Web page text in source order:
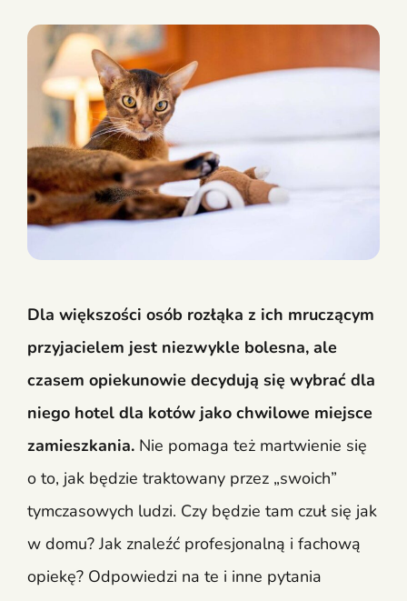
Dla większości osób rozłąka z ich mruczącym
przyjacielem jest niezwykle bolesna, ale
czasem opiekunowie decydują się wybrać dla
niego hotel dla kotów jako chwilowe miejsce
zamieszkania. Nie pomaga też martwienie się
o to, jak będzie traktowany przez „swoich”
tymczasowych ludzi. Czy będzie tam czuł się jak
w domu? Jak znaleźć profesjonalną i fachową
opiekę? Odpowiedzi na te i inne pytania